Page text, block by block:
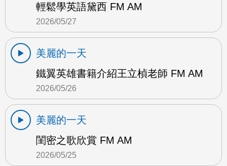
輕鬆學英語黛西 FM AM
2026/05/27
美麗的一天
鐵翼英雄書籍介紹王立楨老師 FM AM
2026/05/26
美麗的一天
閨密之歌欣賞 FM AM
2026/05/25